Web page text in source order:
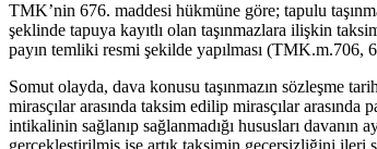
TMK’nin 676. maddesi hükmüne göre; tapulu
şeklinde tapuya kayıtlı olan taşınmazlara ilişkin
payın temliki resmi şekilde yapılması (TMK.m.706,
Somut olayda, dava konusu taşınmazın sözleşme
mirasçılar arasında taksim edilip mirasçılar
intikalinin sağlanıp sağlanmadığı hususları